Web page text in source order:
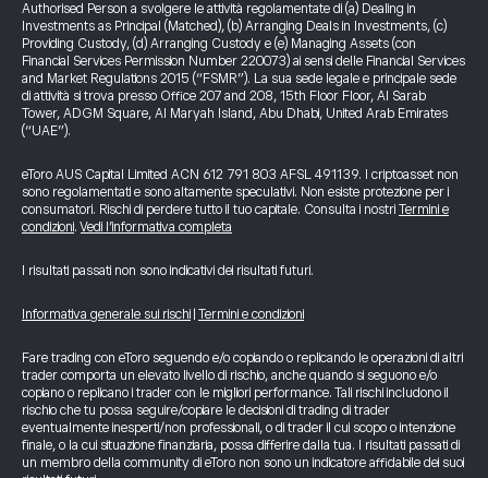
Authorised Person a svolgere le attività regolamentate di (a) Dealing in
Investments as Principal (Matched), (b) Arranging Deals in Investments, (c)
Providing Custody, (d) Arranging Custody e (e) Managing Assets (con
Financial Services Permission Number 220073) ai sensi delle Financial Services
and Market Regulations 2015 (“FSMR”). La sua sede legale e principale sede
di attività si trova presso Office 207 and 208, 15th Floor Floor, Al Sarab
Tower, ADGM Square, Al Maryah Island, Abu Dhabi, United Arab Emirates
(“UAE”).
eToro AUS Capital Limited ACN 612 791 803 AFSL 491139. I criptoasset non
sono regolamentati e sono altamente speculativi. Non esiste protezione per i
consumatori. Rischi di perdere tutto il tuo capitale. Consulta i nostri Termini e
condizioni.Vedi l’informativa completa
I risultati passati non sono indicativi dei risultati futuri.
Informativa generale sui rischi Termini e condizioni
Fare trading con eToro seguendo e/o copiando o replicando le operazioni di altri
trader comporta un elevato livello di rischio, anche quando si seguono e/o
copiano o replicano i trader con le migliori performance. Tali rischi includono il
rischio che tu possa seguire/copiare le decisioni di trading di trader
eventualmente inesperti/non professionali, o di trader il cui scopo o intenzione
finale, o la cui situazione finanziaria, possa differire dalla tua. I risultati passati di
un membro della community di eToro non sono un indicatore affidabile dei suoi